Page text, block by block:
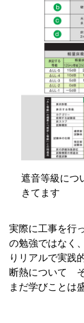
遮音等級につ
きてます
実際に工事を行
の勉強ではなく
りリアルで実践
断熱について
まだ学びことは